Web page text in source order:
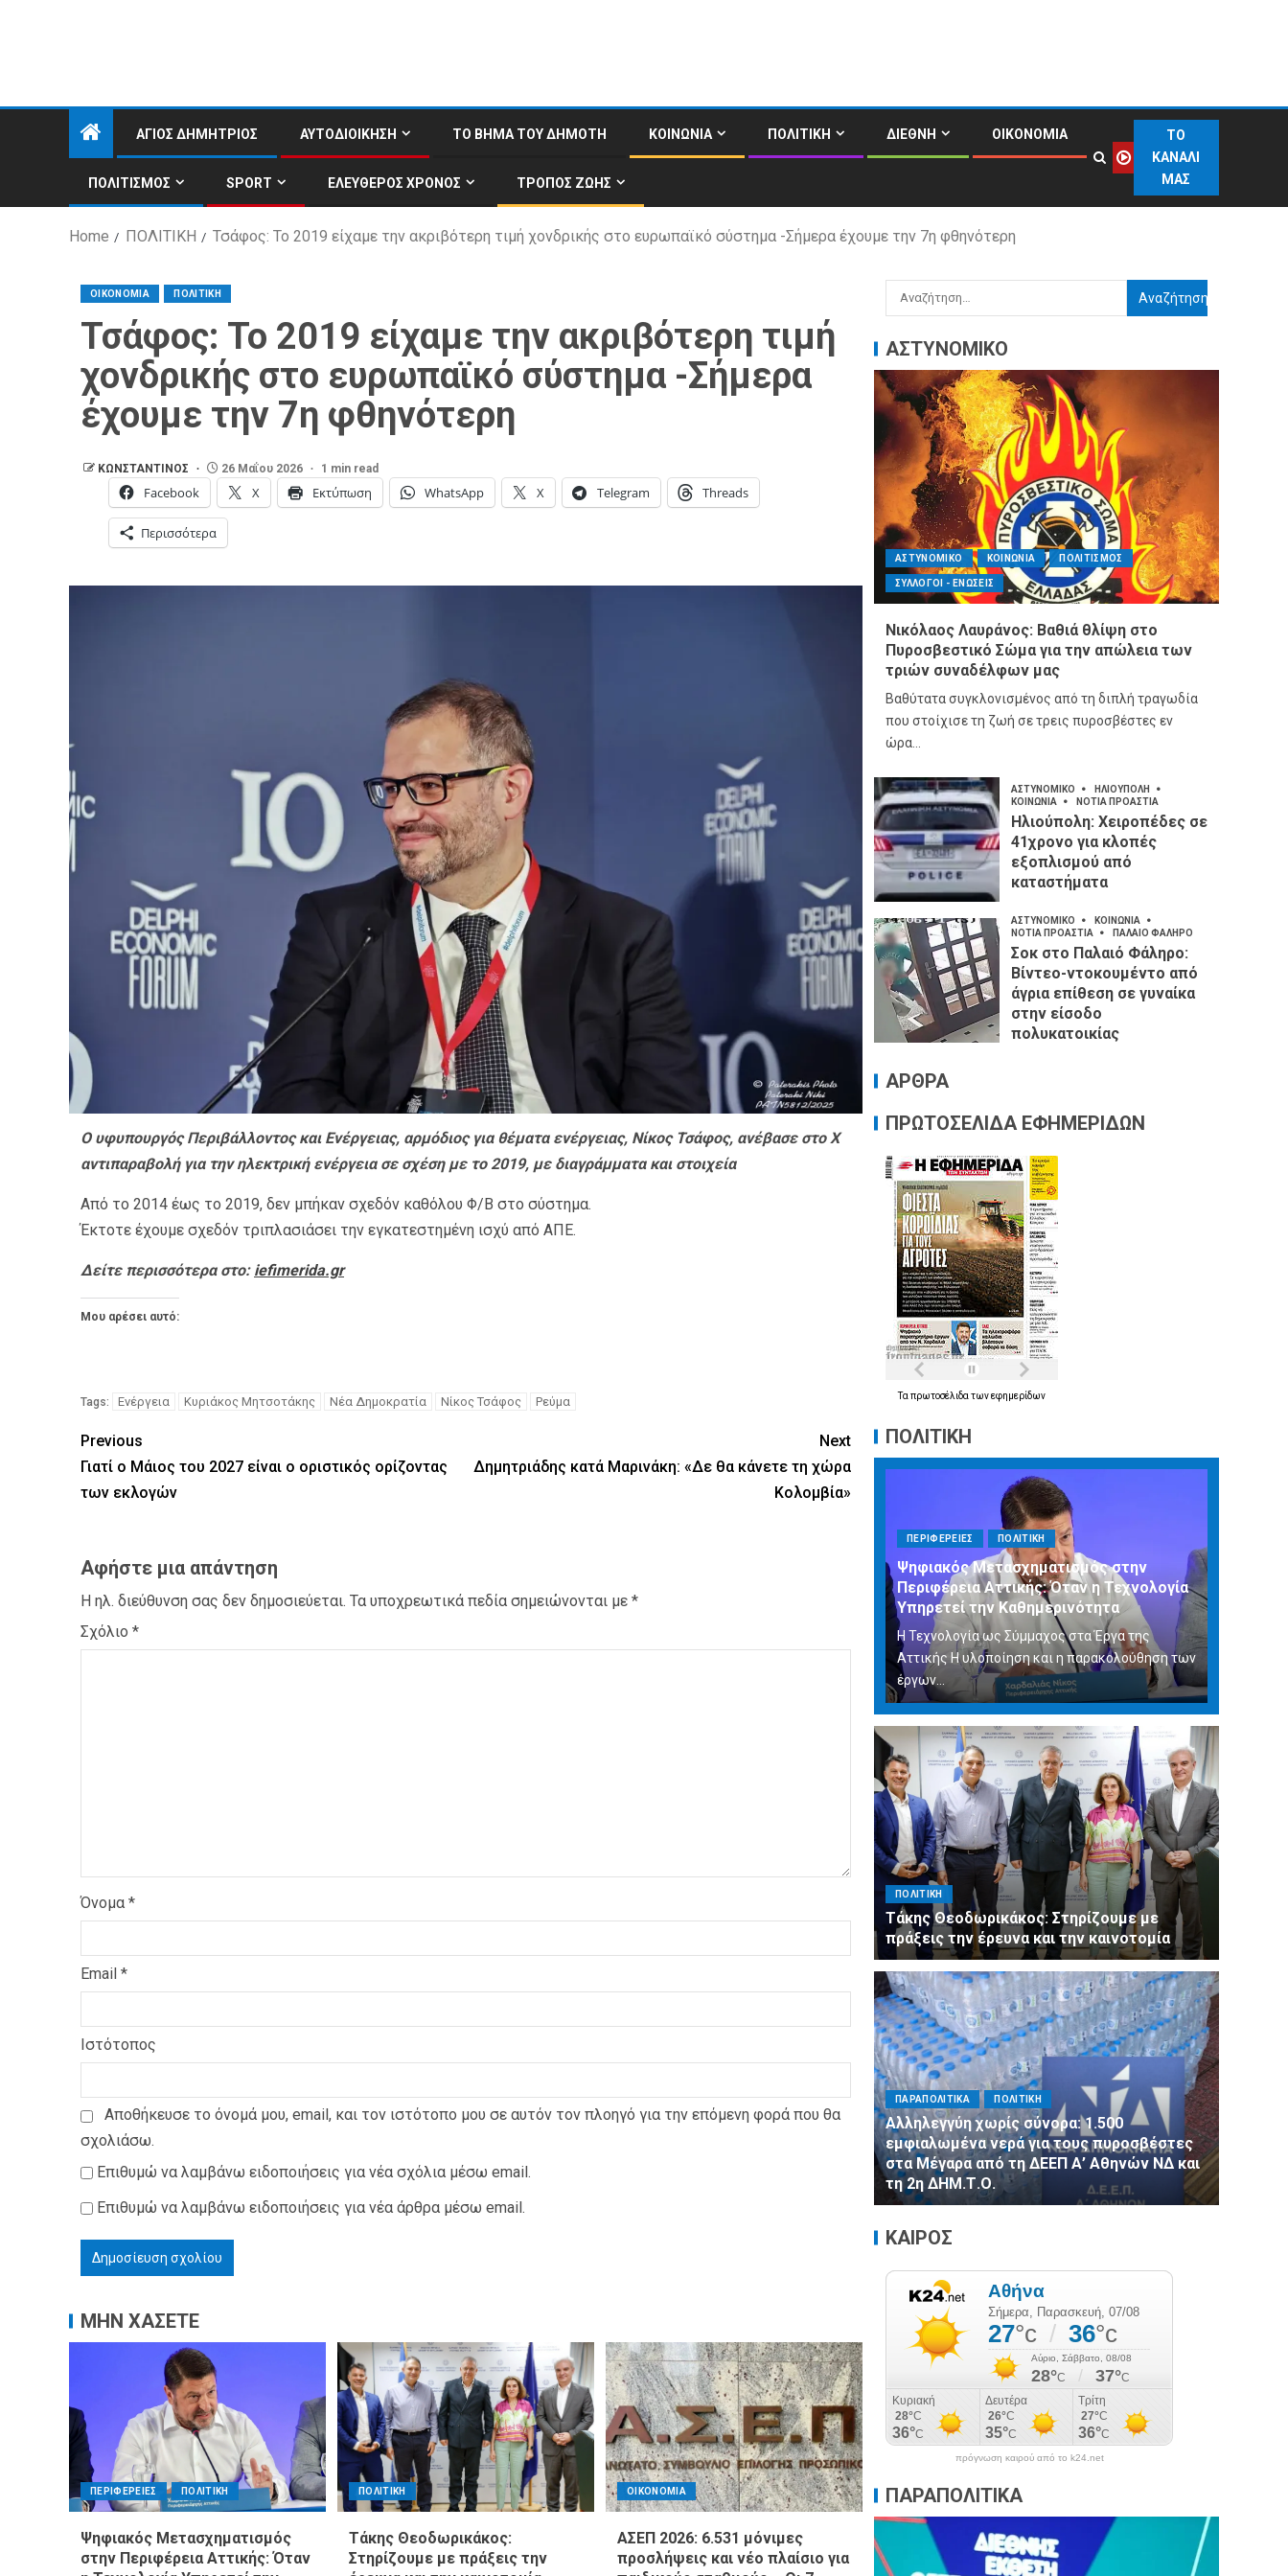
ΑΓΙΟΣ ΔΗΜΗΤΡΙΟΣ ΑΥΤΟΔΙΟΙΚΗΣΗ ΤΟ ΒΗΜΑ ΤΟΥ ΔΗΜΟΤΗ ΚΟΙΝΩΝΙΑ ΠΟΛΙΤΙΚΗ ΔΙΕΘΝΗ ΟΙΚΟΝΟΜΙΑ
ΠΟΛΙΤΙΣΜΟΣ SPORT ΕΛΕΥΘΕΡΟΣ ΧΡΟΝΟΣ ΤΡΟΠΟΣ ΖΩΗΣ
ΤΟ
ΚΑΝΑΛΙ
ΜΑΣ
Home ΠΟΛΙΤΙΚΗ Τσάφος: Το 2019 είχαμε την ακριβότερη τιμή χονδρικής στο ευρωπαϊκό σύστημα -Σήμερα έχουμε την 7η φθηνότερη
ΟΙΚΟΝΟΜΙΑ ΠΟΛΙΤΙΚΗ
Τσάφος: Το 2019 είχαμε την ακριβότερη τιμή
χονδρικής στο ευρωπαϊκό σύστημα -Σήμερα
έχουμε την 7η φθηνότερη
ΚΩΝΣΤΑΝΤΙΝΟΣ 26 Μαΐου 2026 1 min read
Facebook X Εκτύπωση WhatsApp X Telegram Threads
Περισσότερα
Ο υφυπουργός Περιβάλλοντος και Ενέργειας, αρμόδιος για θέματα ενέργειας, Νίκος Τσάφος, ανέβασε στο Χ
αντιπαραβολή για την ηλεκτρική ενέργεια σε σχέση με το 2019, με διαγράμματα και στοιχεία
Από το 2014 έως το 2019, δεν μπήκαν σχεδόν καθόλου Φ/Β στο σύστημα.
Έκτοτε έχουμε σχεδόν τριπλασιάσει την εγκατεστημένη ισχύ από ΑΠΕ.
Δείτε περισσότερα στο: iefimerida.gr
Μου αρέσει αυτό:
Tags: Ενέργεια Κυριάκος Μητσοτάκης Νέα Δημοκρατία Νίκος Τσάφος Ρεύμα
Previous
Γιατί ο Μάιος του 2027 είναι ο οριστικός ορίζοντας
των εκλογών
Next
Δημητριάδης κατά Μαρινάκη: «Δε θα κάνετε τη χώρα
Κολομβία»
Αφήστε μια απάντηση
Η ηλ. διεύθυνση σας δεν δημοσιεύεται. Τα υποχρεωτικά πεδία σημειώνονται με *
Σχόλιο *
Όνομα *
Email *
Ιστότοπος
Αποθήκευσε το όνομά μου, email, και τον ιστότοπο μου σε αυτόν τον πλοηγό για την επόμενη φορά που θα
σχολιάσω.
Επιθυμώ να λαμβάνω ειδοποιήσεις για νέα σχόλια μέσω email.
Επιθυμώ να λαμβάνω ειδοποιήσεις για νέα άρθρα μέσω email.
ΜΗΝ ΧΑΣΕΤΕ
ΠΕΡΙΦΕΡΕΙΕΣ ΠΟΛΙΤΙΚΗ
Ψηφιακός Μετασχηματισμός
στην Περιφέρεια Αττικής: Όταν
ΠΟΛΙΤΙΚΗ
Τάκης Θεοδωρικάκος:
Στηρίζουμε με πράξεις την
ΟΙΚΟΝΟΜΙΑ
ΑΣΕΠ 2026: 6.531 μόνιμες
προσλήψεις και νέο πλαίσιο για
ΑΣΤΥΝΟΜΙΚΟ
ΑΣΤΥΝΟΜΙΚΟ ΚΟΙΝΩΝΙΑ ΠΟΛΙΤΙΣΜΟΣ
ΣΥΛΛΟΓΟΙ - ΕΝΩΣΕΙΣ
Νικόλαος Λαυράνος: Βαθιά θλίψη στο
Πυροσβεστικό Σώμα για την απώλεια των
τριών συναδέλφων μας
Βαθύτατα συγκλονισμένος από τη διπλή τραγωδία
που στοίχισε τη ζωή σε τρεις πυροσβέστες εν
ώρα...
ΑΣΤΥΝΟΜΙΚΟ
ΗΛΙΟΥΠΟΛΗ
ΚΟΙΝΩΝΙΑ
ΝΟΤΙΑ ΠΡΟΑΣΤΙΑ
Ηλιούπολη: Χειροπέδες σε
41χρονο για κλοπές
εξοπλισμού από
καταστήματα
ΑΣΤΥΝΟΜΙΚΟ
ΚΟΙΝΩΝΙΑ
ΝΟΤΙΑ ΠΡΟΑΣΤΙΑ
ΠΑΛΑΙΟ ΦΑΛΗΡΟ
Σοκ στο Παλαιό Φάληρο:
Βίντεο-ντοκουμέντο από
άγρια επίθεση σε γυναίκα
στην είσοδο
πολυκατοικίας
ΑΡΘΡΑ
ΠΡΩΤΟΣΕΛΙΔΑ ΕΦΗΜΕΡΙΔΩΝ
Τα πρωτοσέλιδα τωνεφημερίδων
ΠΟΛΙΤΙΚΗ
ΠΕΡΙΦΕΡΕΙΕΣ ΠΟΛΙΤΙΚΗ
Ψηφιακός Μετασχηματισμός στην
Περιφέρεια Αττικής: Όταν η Τεχνολογία
Υπηρετεί την Καθημερινότητα
Η Τεχνολογία ως Σύμμαχος στα Έργα της
Αττικής Η υλοποίηση και η παρακολούθηση των
έργων...
ΠΟΛΙΤΙΚΗ
Τάκης Θεοδωρικάκος: Στηρίζουμε με
πράξεις την έρευνα και την καινοτομία
ΠΑΡΑΠΟΛΙΤΙΚΑ ΠΟΛΙΤΙΚΗ
Αλληλεγγύη χωρίς σύνορα: 1.500
εμφιαλωμένα νερά για τους πυροσβέστες
στα Μέγαρα από τη ΔΕΕΠ Α’ Αθηνών ΝΔ και
τη 2η ΔΗΜ.Τ.Ο.
ΚΑΙΡΟΣ
πρόγνωση καιρού από το k24.net
ΠΑΡΑΠΟΛΙΤΙΚΑ